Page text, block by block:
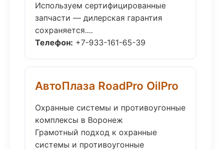
Используем сертифицированные
запчасти — дилерская гарантия
сохраняется....
Телефон: +7-933-161-65-39
АвтоПлаза RoadPro OilPro
Охранные системы и противоугонные
комплексы в Воронеж
Грамотный подход к охранные
системы и противоугонные